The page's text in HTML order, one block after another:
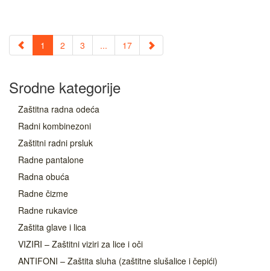
1 2 3 ... 17
Srodne kategorije
Zaštitna radna odeća
Radni kombinezoni
Zaštitni radni prsluk
Radne pantalone
Radna obuća
Radne čizme
Radne rukavice
Zaštita glave i lica
VIZIRI – Zaštitni viziri za lice i oči
ANTIFONI – Zaštita sluha (zaštitne slušalice i čepići)